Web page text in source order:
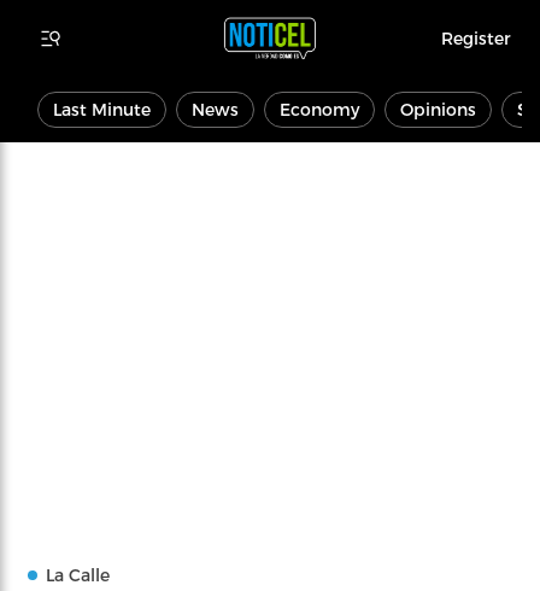
Register
Last Minute News Economy Opinions
La Calle